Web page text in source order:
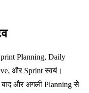
Planning, Daily
और Sprint स्वयं।
और अगली Planning से